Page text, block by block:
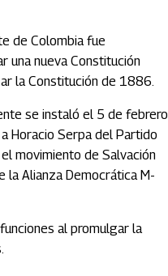
de Colombia fue
una nueva Constitución
la Constitución de 1886.
se instaló el 5 de febrero
Horacio Serpa del Partido
movimiento de Salvación
la Alianza Democrática M-
al promulgar la